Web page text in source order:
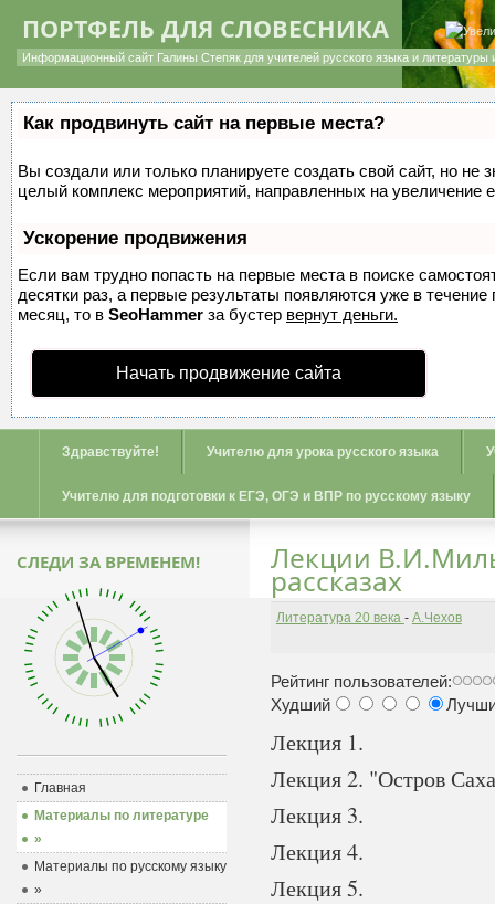
ПОРТФЕЛЬ ДЛЯ СЛОВЕСНИКА
Информационный сайт Галины Степяк для учителей русского языка и литературы
Как продвинуть сайт на первые места?
Вы создали или только планируете создать свой сайт, но не
целый комплекс мероприятий, направленных на увеличение
Ускорение продвижения
Если вам трудно попасть на первые места в поиске
десятки раз, а первые результаты появляются уже в
месяц, то в SeoHammer за бустер вернут деньги.
Начать продвижение сайта
Здравствуйте! Учителю для урока русского языка
Учителю для подготовки к ЕГЭ, ОГЭ и ВПР по русскому языку
Лекции
рассказах
Литература 20 века - А.Чехов
Рейтинг пользователей:
Худший
Лекция 1.
Лекция 2. "Остров
Лекция 3.
Лекция 4.
Лекция 5.
СЛЕДИ ЗА ВРЕМЕНЕМ!
Главная
Материалы по литературе
»
Материалы по русскому языку
»